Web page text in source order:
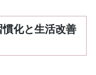
化と生活改善